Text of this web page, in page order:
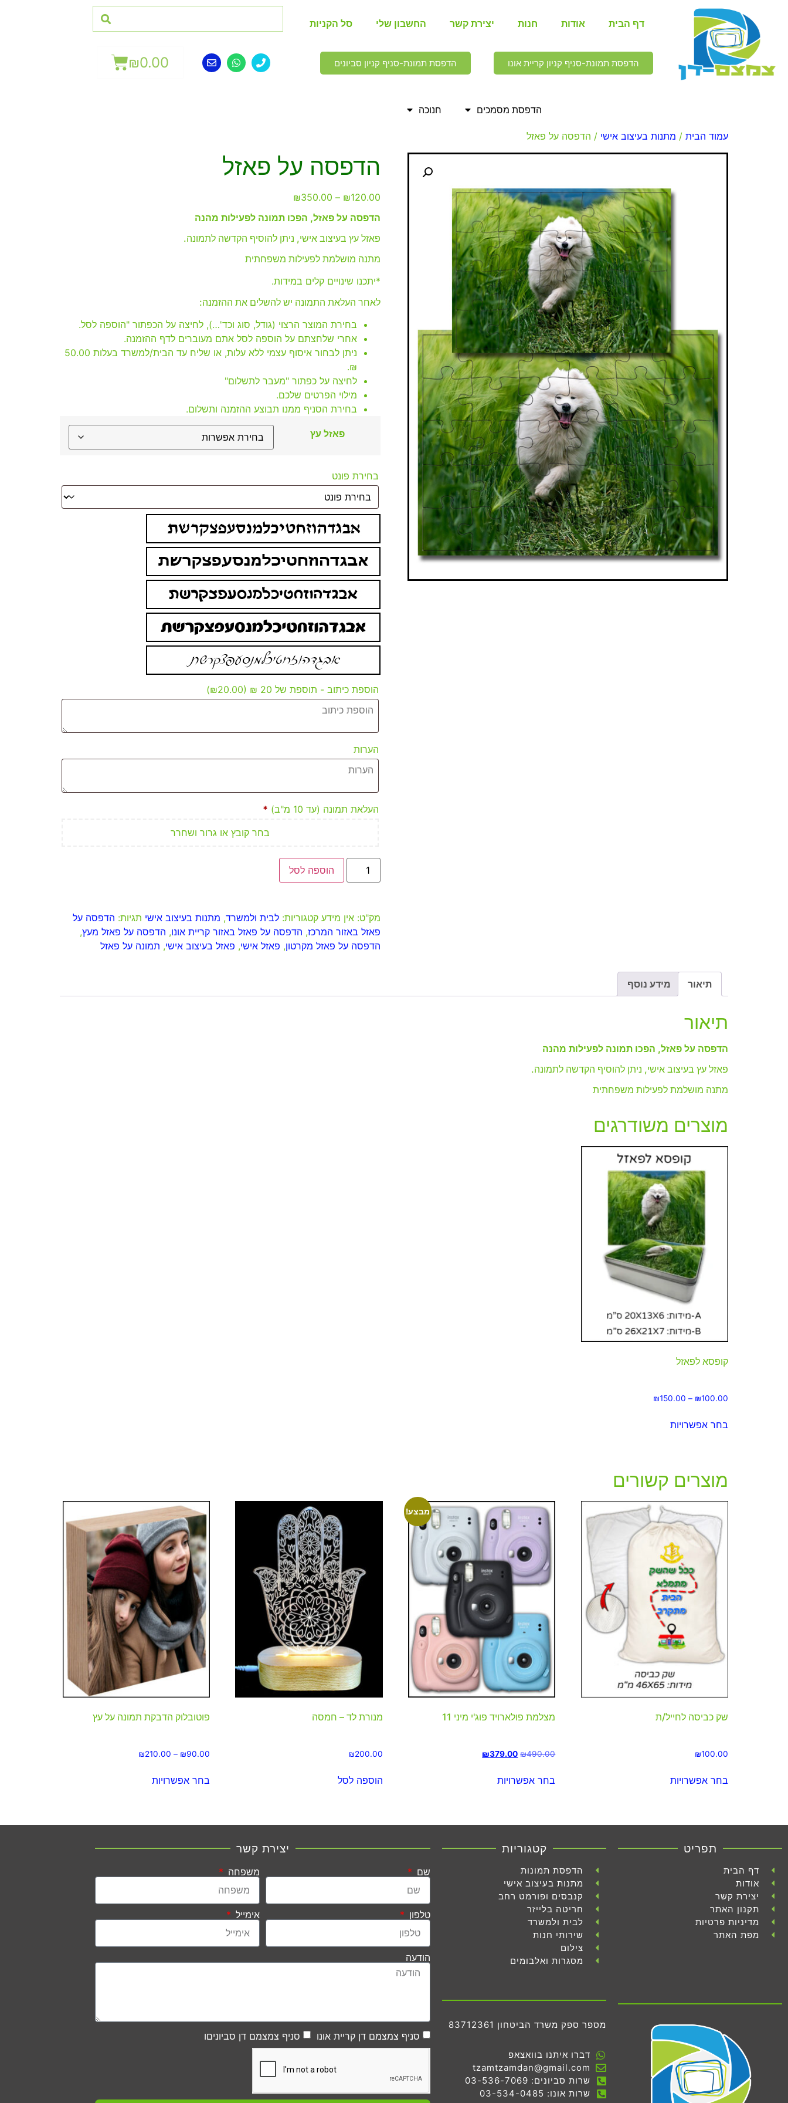
דף הבית אודות חנות יצירת קשר החשבון שלי סל הקניות
הדפסת תמונת-סניף קניון קריית אונו הדפסת תמונת-סניף קניון סביונים ₪0.00
הדפסת מסמכים חנוכה
עמוד הבית / מתנות בעיצוב אישי / הדפסה על פאזל
הדפסה על פאזל
₪120.00
–
₪350.00
הדפסה על פאזל, הפכו תמונה לפעילות מהנה
פאזל עץ בעיצוב אישי, ניתן להוסיף הקדשה לתמונה.
מתנה מושלמת לפעילות משפחתית
*יתכנו שינויים קלים במידות.
לאחר העלאת התמונה יש להשלים את ההזמנה:
בחירת המוצר הרצוי (גודל, סוג וכד'…), לחיצה על הכפתור "הוספה לסל.
אחרי שלחצתם על הוספה לסל אתם מעוברים לדף ההזמנה.
ניתן לבחור איסוף עצמי ללא עלות, או שליח עד הבית/למשרד בעלות 50.00
₪.
לחיצה על כפתור "מעבר לתשלום"
מילוי הפרטים שלכם.
בחירת הסניף ממנו תבוצע ההזמנה ותשלום.
פאזל עץ
בחירת פונט
הוספת כיתוב - תוספת של 20 ₪ (₪20.00)
הערות
העלאת תמונה (עד 10 מ"ב)
*
בחר קובץ או גרור ושחרר
הוספה לסל
מק"ט: אין מידע קטגוריות: לבית ולמשרד, מתנות בעיצוב אישי תגיות: הדפסה על
פאזל באזור המרכז, הדפסה על פאזל באזור קריית אונו, הדפסה על פאזל מעץ,
הדפסה על פאזל מקרטון, פאזל אישי, פאזל בעיצוב אישי, תמונה על פאזל
תיאור מידע נוסף
תיאור
הדפסה על פאזל, הפכו תמונה לפעילות מהנה
פאזל עץ בעיצוב אישי, ניתן להוסיף הקדשה לתמונה.
מתנה מושלמת לפעילות משפחתית
מוצרים משודרגים
קופסא לפאזל
₪100.00
–
₪150.00
בחר אפשרויות
מוצרים קשורים
שק כביסה לחייל/ת
₪100.00
בחר אפשרויות
מבצע!
מצלמת פולארויד פוג'י מיני 11
₪490.00
₪379.00
בחר אפשרויות
מנורת לד – חמסה
₪200.00
הוספה לסל
פוטובלוק הדבקת תמונה על עץ
₪90.00
–
₪210.00
בחר אפשרויות
תפריט
דף הבית
אודות
יצירת קשר
תקנון האתר
מדיניות פרטיות
מפת האתר
קטגוריות
הדפסת תמונות
מתנות בעיצוב אישי
קנבסים ופורמט רחב
חריטה בלייזר
לבית ולמשרד
שירותי חנות
צילום
מסגרות ואלבומים
מספר ספק משרד הביטחון 83712361
דברו איתנו בוואצאפ
tzamtzamdan@gmail.com
שרות סביונים: 03-536-7069
שרות אונו: 03-534-0485
יצירת קשר
שם משפחה
טלפון אימייל
הודעה
סניף צמצמם דן קריית אונו סניף צמצמם דן סביוניםו